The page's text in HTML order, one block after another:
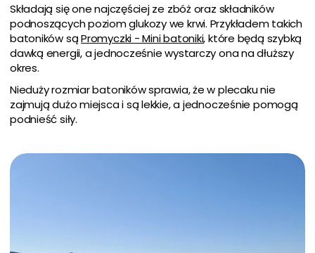
Składają się one najczęściej ze zbóż oraz składników
podnoszących poziom glukozy we krwi. Przykładem takich
batoników sąPromyczki - Mini batoniki, które będą szybką
dawką energii, a jednocześnie wystarczy ona na dłuższy
okres.
Nieduży rozmiar batoników sprawia, że w plecaku nie
zajmują dużo miejsca i są lekkie, a jednocześnie pomogą
podnieść siły.